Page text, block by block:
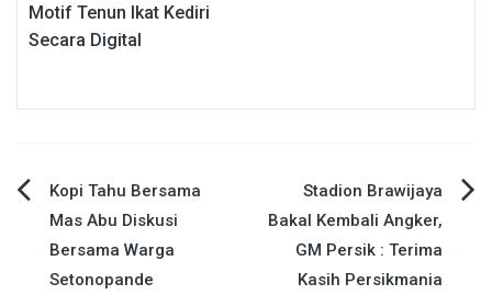
Motif Tenun Ikat Kediri
Secara Digital
Navigasi
pos
Kopi Tahu Bersama
Mas Abu Diskusi
Bersama Warga
Setonopande
Stadion Brawijaya
Bakal Kembali Angker,
GM Persik : Terima
Kasih Persikmania